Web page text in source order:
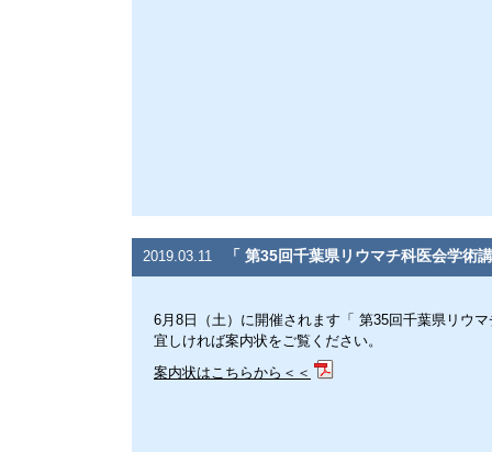
2019.03.11 「 第35回千葉県リウマチ科医会学術
6月8日（土）に開催されます「 第35回千葉県リウ
宜しければ案内状をご覧ください。
案内状はこちらから＜＜